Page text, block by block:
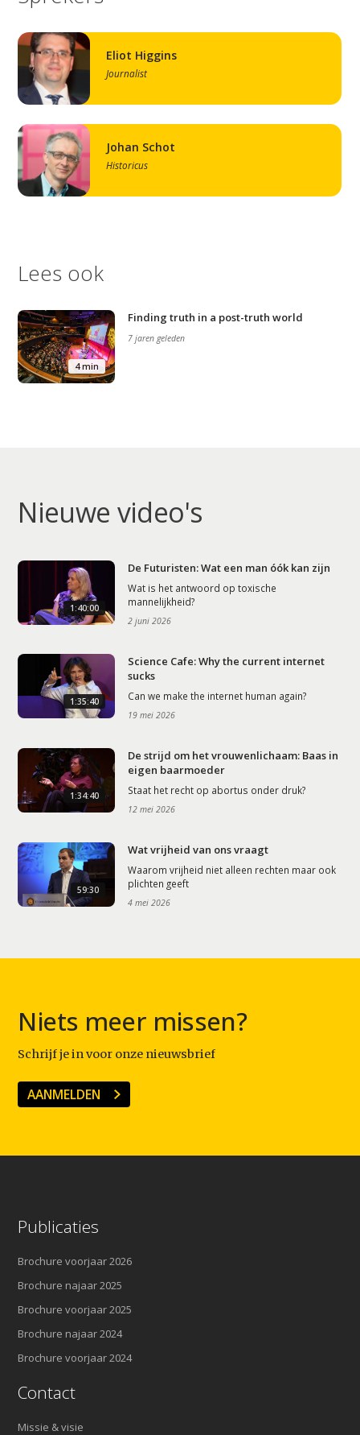
Studium Generale
Podcast
Artikelen
Eliot Higgins
Journalist
Johan Schot
Historicus
Lees ook
4 min
Finding truth in a post-truth world
7 jaren geleden
Nieuwe video's
1:40:00
De Futuristen: Wat een man óók kan zijn
Wat is het antwoord op toxische
mannelijkheid?
2 juni 2026
1:35:40
Science Cafe: Why the current internet
sucks
Can we make the internet human again?
19 mei 2026
1:34:40
De strijd om het vrouwenlichaam: Baas in
eigen baarmoeder
Staat het recht op abortus onder druk?
12 mei 2026
59:30
Wat vrijheid van ons vraagt
Waarom vrijheid niet alleen rechten maar ook
plichten geeft
4 mei 2026
Niets meer missen?
Schrijf je in voor onze nieuwsbrief
AANMELDEN
Publicaties
Brochure voorjaar 2026
Brochure najaar 2025
Brochure voorjaar 2025
Brochure najaar 2024
Brochure voorjaar 2024
Contact
Missie & visie